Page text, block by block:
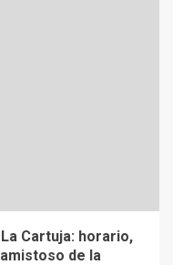
Cartuja: horario,
de la